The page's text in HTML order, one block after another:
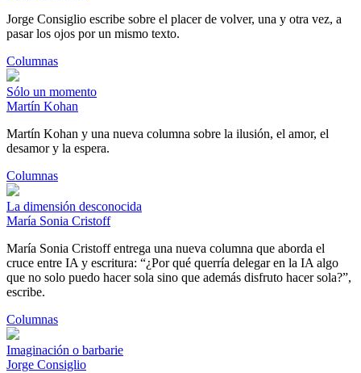
Jorge Consiglio escribe sobre el placer de volver, una y otra vez, a
pasar los ojos por un mismo texto.
Columnas
Sólo un momento
Martín Kohan
Martín Kohan y una nueva columna sobre la ilusión, el amor, el
desamor y la espera.
Columnas
La dimensión desconocida
María Sonia Cristoff
María Sonia Cristoff entrega una nueva columna que aborda el
cruce entre IA y escritura: “¿Por qué querría delegar en la IA algo
que no solo puedo hacer sola sino que además disfruto hacer sola?”,
escribe.
Columnas
Imaginación o barbarie
Jorge Consiglio